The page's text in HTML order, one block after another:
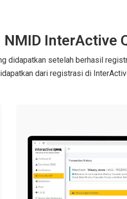
InterActive
didapatkan setelah berhasil
dari registrasi di